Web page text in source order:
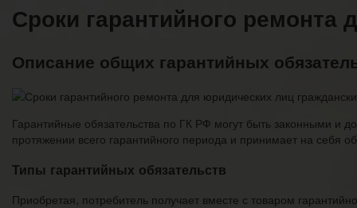
Сроки гарантийного ремонта
Описание общих гарантийных
Гарантийные обязательства по ГК РФ могут быть законными и
протяжении всего гарантийного периода и принимает на себя
Типы гарантийных обязательств
Приобретая, потребитель получает вместе с товаром